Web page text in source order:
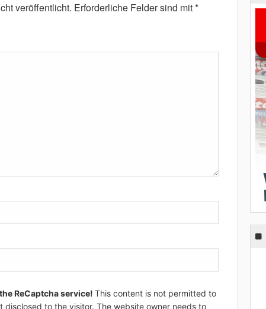
veröffentlicht. Erforderliche Felder sind mit*
ReCaptcha service! This content is not permitted to
to the visitor. The website owner needs to